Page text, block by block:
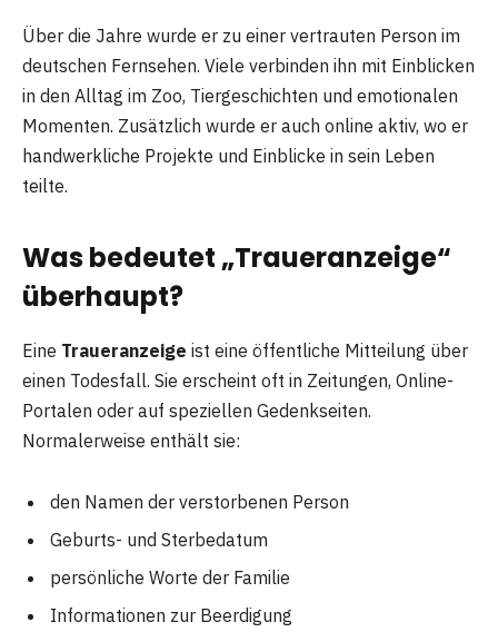
Über die Jahre wurde er zu einer vertrauten Person im
deutschen Fernsehen. Viele verbinden ihn mit Einblicken
in den Alltag im Zoo, Tiergeschichten und emotionalen
Momenten. Zusätzlich wurde er auch online aktiv, wo er
handwerkliche Projekte und Einblicke in sein Leben
teilte.
Was bedeutet „Traueranzeige“
überhaupt?
Eine Traueranzeige ist eine öffentliche Mitteilung über
einen Todesfall. Sie erscheint oft in Zeitungen, Online-
Portalen oder auf speziellen Gedenkseiten.
Normalerweise enthält sie:
den Namen der verstorbenen Person
Geburts- und Sterbedatum
persönliche Worte der Familie
Informationen zur Beerdigung